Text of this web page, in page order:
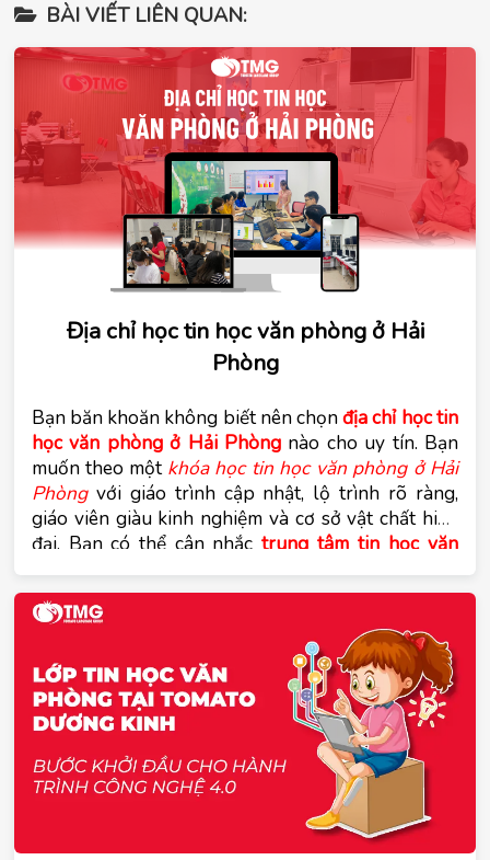
BÀI VIẾT LIÊN QUAN:
Địa chỉ học tin học văn phòng ở Hải
Phòng
Bạn băn khoăn không biết nên chọnđịa chỉ học tin
học văn phòng ở Hải Phòng nào cho uy tín. Bạn
muốn theo một khóa học tin học văn phòng ở Hải
Phòng với giáo trình cập nhật, lộ trình rõ ràng,
giáo viên giàu kinh nghiệm và cơ sở vật chất hiện
đại. Bạn có thể cân nhắc trung tâm tin học văn
phòng Tomato Hải Phòng. Cùng tìm hiểu trong bài
viết dưới đây